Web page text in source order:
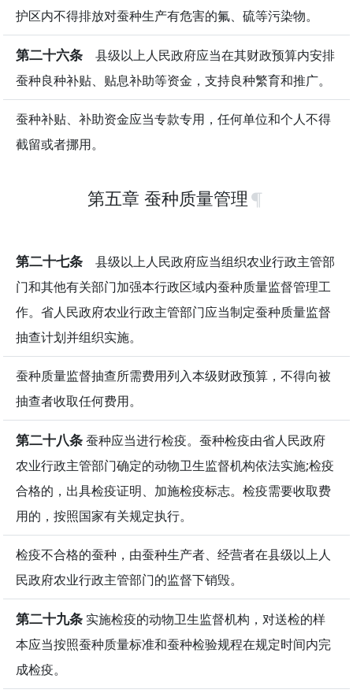
护区内不得排放对蚕种生产有危害的氟、硫等污染物。
第二十六条 县级以上人民政府应当在其财政预算内安排
蚕种良种补贴、贴息补助等资金，支持良种繁育和推广。
蚕种补贴、补助资金应当专款专用，任何单位和个人不得
截留或者挪用。
第五章 蚕种质量管理
第二十七条 县级以上人民政府应当组织农业行政主管部
门和其他有关部门加强本行政区域内蚕种质量监督管理工
作。省人民政府农业行政主管部门应当制定蚕种质量监督
抽查计划并组织实施。
蚕种质量监督抽查所需费用列入本级财政预算，不得向被
抽查者收取任何费用。
第二十八条蚕种应当进行检疫。蚕种检疫由省人民政府
农业行政主管部门确定的动物卫生监督机构依法实施;检疫
合格的，出具检疫证明、加施检疫标志。检疫需要收取费
用的，按照国家有关规定执行。
检疫不合格的蚕种，由蚕种生产者、经营者在县级以上人
民政府农业行政主管部门的监督下销毁。
第二十九条 实施检疫的动物卫生监督机构，对送检的样
本应当按照蚕种质量标准和蚕种检验规程在规定时间内完
成检疫。